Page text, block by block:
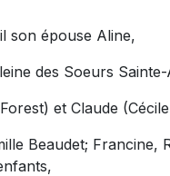
son épouse Aline,
des Soeurs
et Claude
Beaudet;